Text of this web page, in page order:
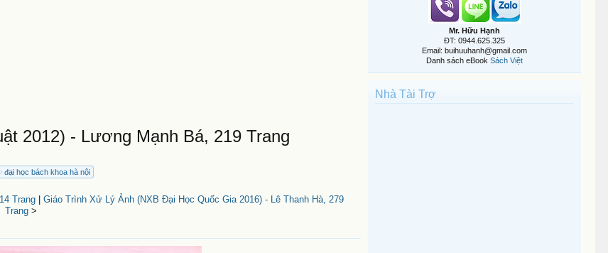
2012) - Lương Mạnh Bá, 219 Trang
đại học bách khoa hà nội
Trang
Giáo Trình Xử Lý Ảnh (NXB Đại Học Quốc Gia 2016) - Lê Thanh Hà, 279
Trang>
Mr. Hữu Hạnh
ĐT: 0944.625.325
Email: buihuuhanh@gmail.com
Danh sách eBook Sách Việt
Nhà Tài Trợ